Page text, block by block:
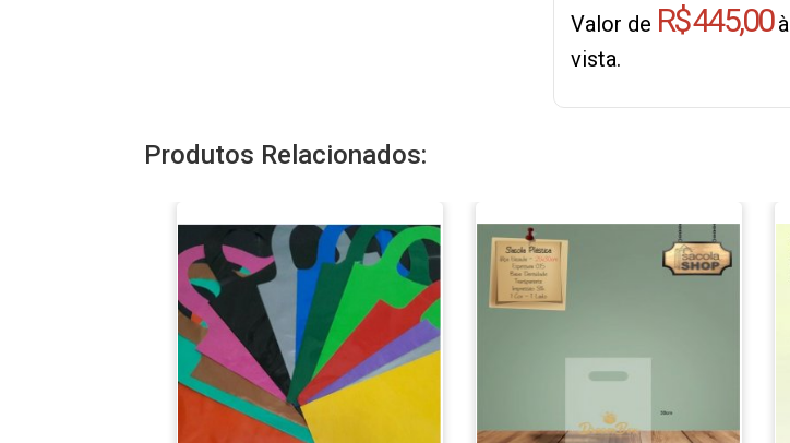
Valor de R$ 445,00à
vista.
Produtos Relacionados: